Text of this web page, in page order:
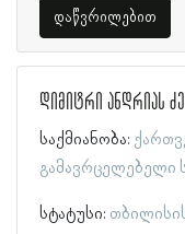
დაწვრილებით
დიმიტრი ანდრიას
საქმიანობა:
გამავრცელებელი
სტატუსი: